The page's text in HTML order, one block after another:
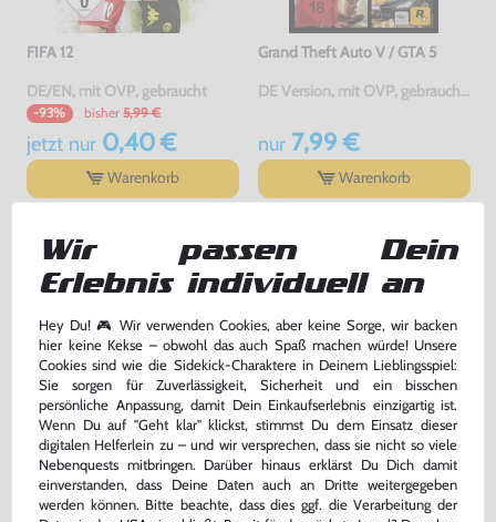
FIFA 12
DE/EN, mit OVP, gebraucht
-93% bisher 5,99 €
jetzt nur0,40 €
Warenkorb
Grand Theft Auto V / GTA 5
DE Version, mit OVP, gebraucht, USK18
nur7,99 €
Warenkorb
Minecraft
DE Version, mit OVP, gebraucht
Call of Duty: Black Ops
-11% bisher 8,99 €
Wir passen Dein
Erlebnis individuell an
Hey Du! 🎮 Wir verwenden Cookies, aber keine Sorge, wir backen
hier keine Kekse – obwohl das auch Spaß machen würde! Unsere
Cookies sind wie die Sidekick-Charaktere in Deinem Lieblingsspiel:
Sie sorgen für Zuverlässigkeit, Sicherheit und ein bisschen
persönliche Anpassung, damit Dein Einkaufserlebnis einzigartig ist.
Wenn Du auf "Geht klar" klickst, stimmst Du dem Einsatz dieser
digitalen Helferlein zu – und wir versprechen, dass sie nicht so viele
Nebenquests mitbringen. Darüber hinaus erklärst Du Dich damit
einverstanden, dass Deine Daten auch an Dritte weitergegeben
werden können. Bitte beachte, dass dies ggf. die Verarbeitung der